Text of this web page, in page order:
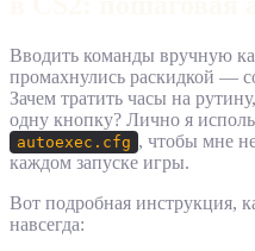
Вводить команды вручную
промахнулись раскидкой —
Зачем тратить часы на
одну кнопку? Лично я
autoexec.cfg , чтобы мне
каждом запуске игры.
Вот подробная инструкция,
навсегда: